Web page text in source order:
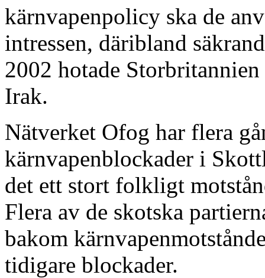
kärnvapenpolicy ska de
intressen, däribland
2002 hotade
Irak.
Nätverket Ofog har flera
kärnvapenblockader i
det ett stort folkligt
Flera av de skotska
bakom
tidigare blockader.